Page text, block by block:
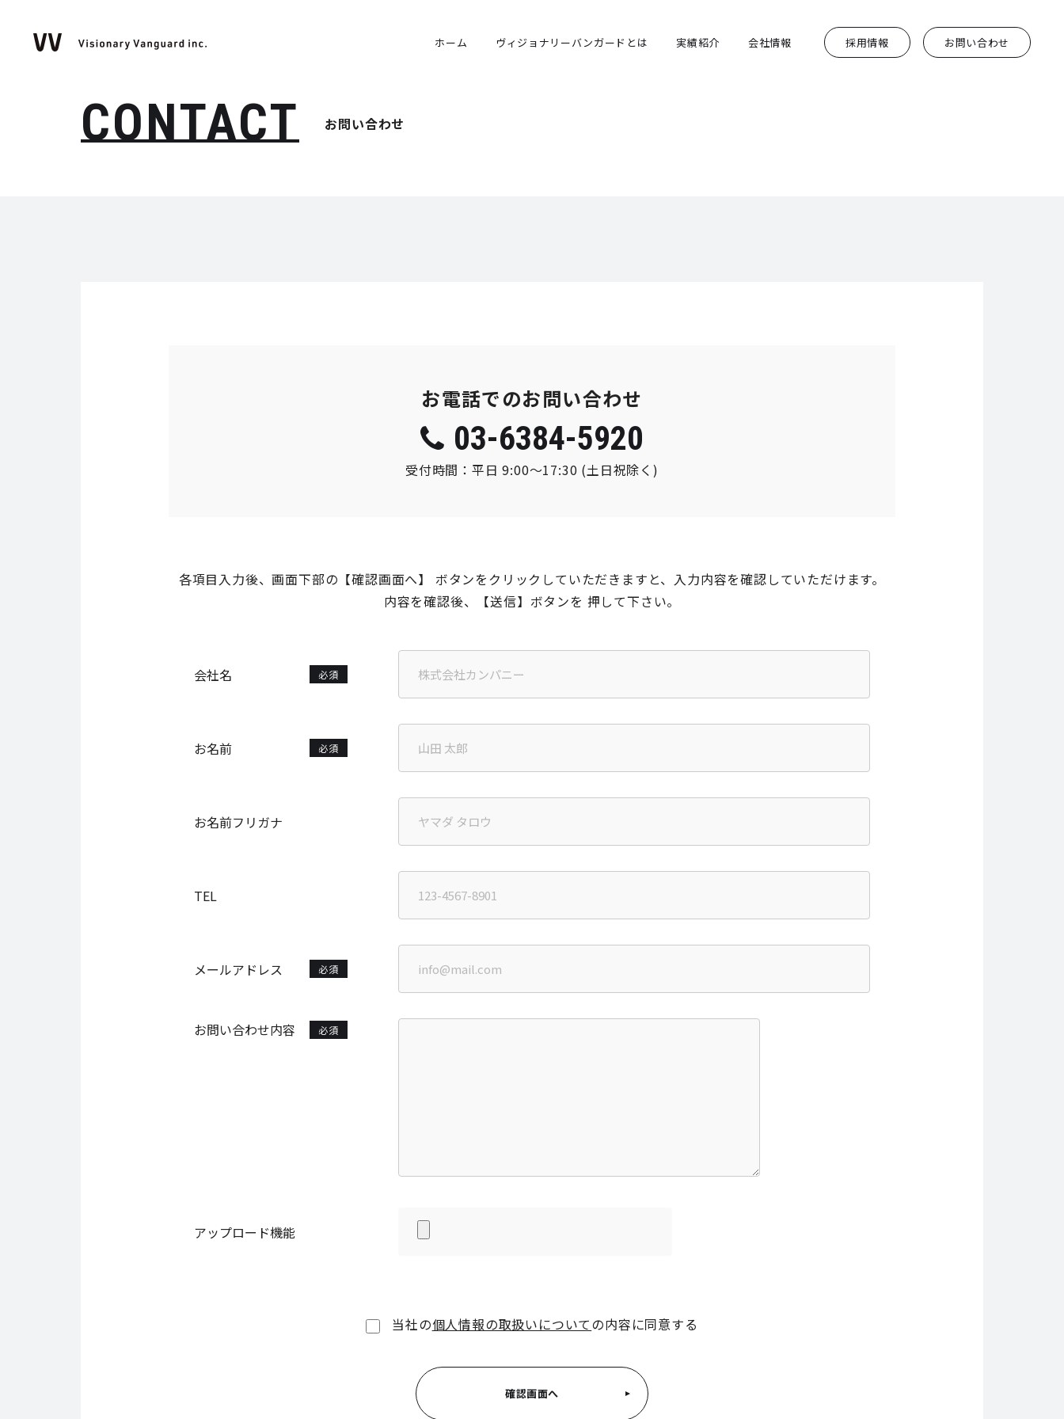
ホーム ヴィジョナリーバンガードとは 実績紹介 会社情報 採用情報 お問い合わせ
CONTACT お問い合わせ
お電話でのお問い合わせ
03-6384-5920
受付時間：平日 9:00〜17:30 (土日祝除く)
各項目入力後、画面下部の【確認画面へ】 ボタンをクリックしていただきますと、入力内容を確認していただけます。
内容を確認後、【送信】ボタンを 押して下さい。
会社名 必須
お名前 必須
お名前フリガナ
TEL
メールアドレス 必須
お問い合わせ内容 必須
アップロード機能
当社の個人情報の取扱いについての内容に同意する
確認画面へ